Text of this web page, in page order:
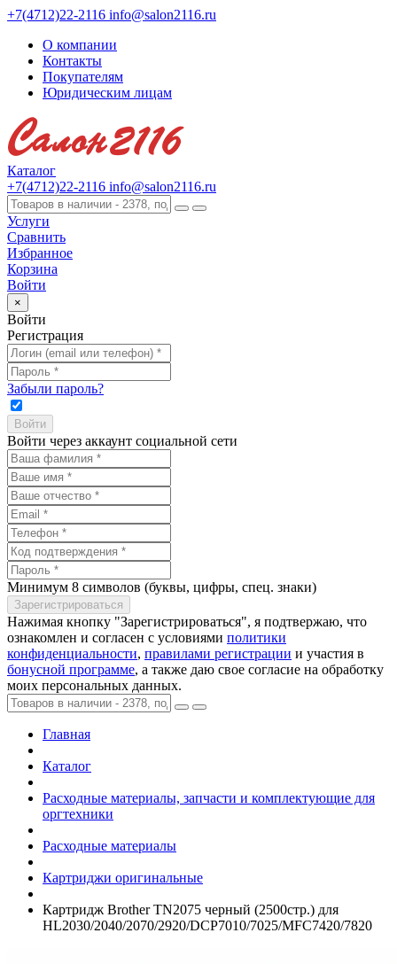
+7(4712)22-2116 info@salon2116.ru
О компании
Контакты
Покупателям
Юридическим лицам
Каталог
+7(4712)22-2116 info@salon2116.ru
Услуги
Сравнить
Избранное
Корзина
Войти
×
Войти
Регистрация
Забыли пароль?
Войти через аккаунт социальной сети
Минимум 8 символов (буквы, цифры, спец. знаки)
Нажимая кнопку "Зарегистрироваться", я подтвержаю, что
ознакомлен и согласен с условиями политики
конфиденциальности, правилами регистрации и участия в
бонусной программе, а также даю свое согласие на обработку
моих персональных данных.
Главная
Каталог
Расходные материалы, запчасти и комплектующие для
оргтехники
Расходные материалы
Картриджи оригинальные
Картридж Brother TN2075 черный (2500стр.) для
HL2030/­2040/­2070/­2920/­DCP7010/­7025/­MFC7420/­7820